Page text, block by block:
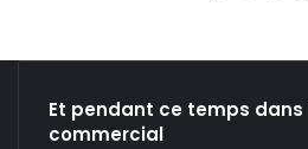
Et pendant ce temps
commercial